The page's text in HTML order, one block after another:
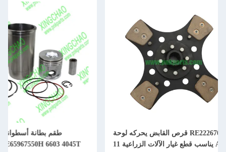
RE507920 RE65967550H 6603 4045T
4720 IS